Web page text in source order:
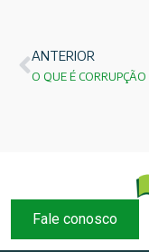
ANTERIOR
O QUE É CORRUPÇÃO
Fale conosco